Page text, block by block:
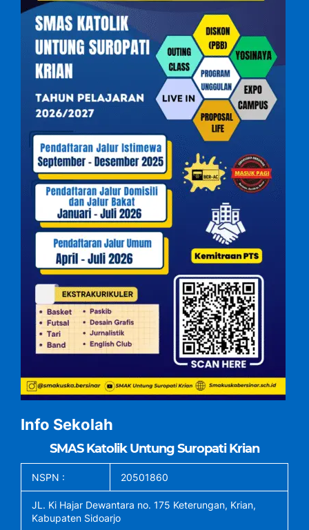
Info Sekolah
SMAS Katolik Untung Suropati Krian
NSPN : 20501860
JL. Ki Hajar Dewantara no. 175 Keterungan, Krian,
Kabupaten Sidoarjo